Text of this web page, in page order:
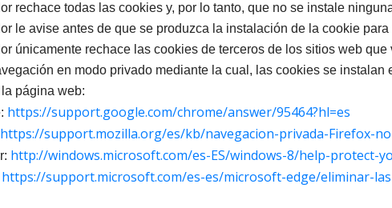
rechace todas las cookies y, por lo tanto, que no se instale
le avise antes de que se produzca la instalación de la cookie
únicamente rechace las cookies de terceros de los sitios web
en modo privado mediante la cual, las cookies se
página web:
https://support.google.com/chrome/answer/95464?hl=es
https://support.mozilla.org/es/kb/navegacion-privada-Firefox-
http://windows.microsoft.com/es-ES/windows-8/help-protect-
https://support.microsoft.com/es-es/microsoft-edge/eliminar-